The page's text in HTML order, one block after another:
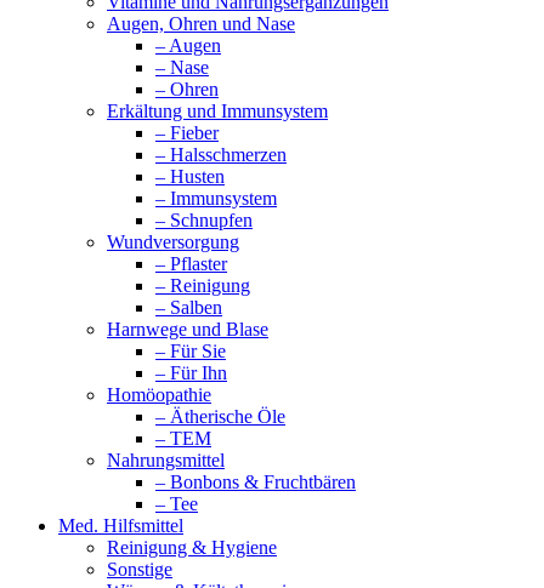
Augen, Ohren und Nase
– Augen
– Nase
– Ohren
Erkältung und Immunsystem
– Fieber
– Halsschmerzen
– Husten
– Immunsystem
– Schnupfen
Wundversorgung
– Pflaster
– Reinigung
– Salben
Harnwege und Blase
– Für Sie
– Für Ihn
Homöopathie
– Ätherische Öle
– TEM
Nahrungsmittel
– Bonbons & Fruchtbären
– Tee
Med. Hilfsmittel
Reinigung & Hygiene
Sonstige